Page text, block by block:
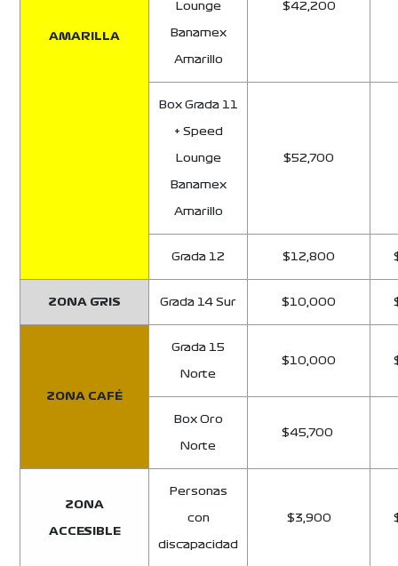
AMARILLA
Lounge
Banamex
Amarillo
$42,200
Box Grada 11
+ Speed
Lounge
Banamex
Amarillo
$52,700
Grada 12 $12,800
ZONA GRIS Grada 14 Sur $10,000
ZONA CAFÉ
Grada 15
Norte
$10,000
Box Oro
Norte
$45,700
ZONA
ACCESIBLE
Personas
con
discapacidad
$3,900